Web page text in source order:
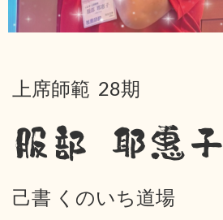
上席師範 28期
服部 耶惠子
己書 くのいち道場